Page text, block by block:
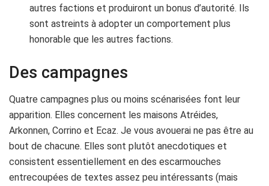
autres factions et produiront un bonus d’autorité. Ils
sont astreints à adopter un comportement plus
honorable que les autres factions.
Des campagnes
Quatre campagnes plus ou moins scénarisées font leur
apparition. Elles concernent les maisons Atréides,
Arkonnen, Corrino et Ecaz. Je vous avouerai ne pas être au
bout de chacune. Elles sont plutôt anecdotiques et
consistent essentiellement en des escarmouches
entrecoupées de textes assez peu intéressants (mais